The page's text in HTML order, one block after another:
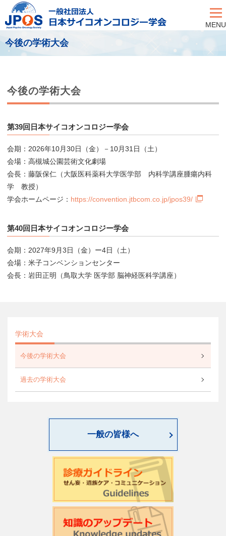
MENU
今後の学術大会
今後の学術大会
第39回日本サイコオンコロジー学会
会期：2026年10月30日（金）－10月31日（土）
会場：高槻城公園芸術文化劇場
会長：藤阪保仁（大阪医科薬科大学医学部 内科学講座腫瘍内科
学 教授）
学会ホームページ： https://convention.jtbcom.co.jp/jpos39/
第40回日本サイコオンコロジー学会
会期：2027年9月3日（金）ー4日（土）
会場：米子コンベンションセンター
会長：岩田正明（鳥取大学 医学部 脳神経医科学講座）
学術大会
今後の学術大会
過去の学術大会
一般の皆様へ